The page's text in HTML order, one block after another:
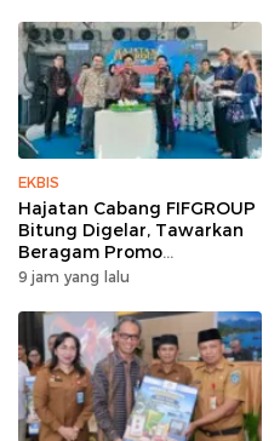
EKBIS
Hajatan Cabang FIFGROUP
Bitung Digelar, Tawarkan
Beragam Promo
Pembiayaan untuk Warga
9 jam yang lalu